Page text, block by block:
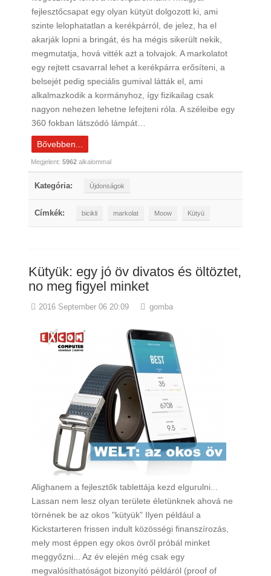
fejlesztőcsapat egy olyan kütyüt dolgozott ki, ami
szinte lelophatatlan a kerékpárról, de jelez, ha el
akarják lopni a bringát, és ha mégis sikerült nekik,
megmutatja, hová vitték azt a tolvajok. A markolatot
egy rejtett csavarral lehet a kerékpárra erősíteni, a
belsejét pedig speciális gumival látták el, ami
alkalmazkodik a kormányhoz, így fizikailag csak
nagyon nehezen lehetne lefejteni róla. A széleibe egy
360 fokban látszódó lámpát…
Bővebben...
Megjelent: 5962alkalommal
Kategória: Újdonságok
Címkék: bicikli markolat Moow Kütyü
Kütyük: egy jó öv divatos és öltöztet,
no meg figyel minket
2016 September 06 20:09 gomba
Alighanem a fejlesztők tablettája kezd elgurulni...
Lassan nem lesz olyan területe életünknek ahová ne
törnének be az okos "kütyük" Ilyen például a
Kickstarteren frissen indult közösségi finanszírozás,
mely most éppen egy okos övről próbál minket
meggyőzni... Az év elején még csak egy
megvalósíthatóságot bizonyító példáról (proof of